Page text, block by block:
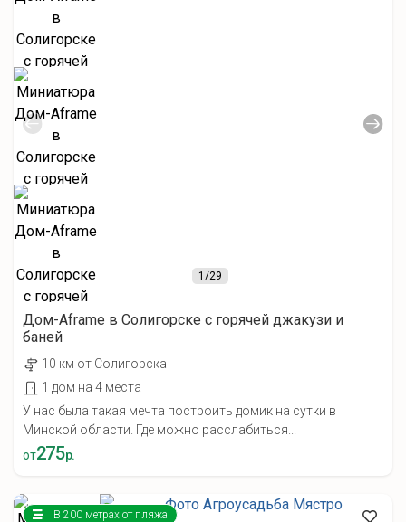
1/29
Дом-Aframe в Солигорске с горячей джакузи и
баней
10 км от Солигорска
1 дом на 4 места
У нас была такая мечта построить домик на сутки в
Минской области. Где можно расслабиться...
от275р.
В 200 метрах от пляжа